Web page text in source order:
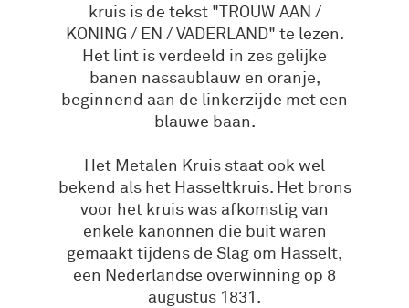
kruis is de tekst "TROUW AAN /
KONING / EN / VADERLAND" te lezen.
Het lint is verdeeld in zes gelijke
banen nassaublauw en oranje,
beginnend aan de linkerzijde met een
blauwe baan.
Het Metalen Kruis staat ook wel
bekend als het Hasseltkruis. Het brons
voor het kruis was afkomstig van
enkele kanonnen die buit waren
gemaakt tijdens de Slag om Hasselt,
een Nederlandse overwinning op 8
augustus 1831.